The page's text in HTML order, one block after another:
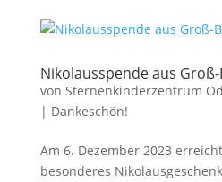
Nikolausspende aus
von Sternenkinderzentrum
| Dankeschön!
Am 6. Dezember 2023
besonderes